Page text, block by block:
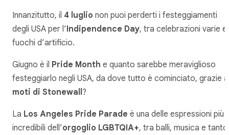
Innanzitutto, il 4 luglio non puoi perderti i festeggiamenti
degli USA per l’Indipendence Day, tra celebrazioni varie e
fuochi d’artificio.
Giugno è il Pride Month e quanto sarebbe meraviglioso
festeggiarlo negli USA, da dove tutto è cominciato, grazie
moti di Stonewall?
La Los Angeles Pride Parade è una delle espressioni più
incredibili dell’orgoglio LGBTQIA+, tra balli, musica e tanto